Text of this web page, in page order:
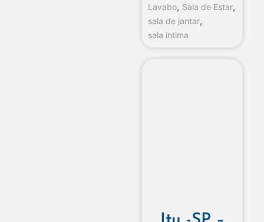
Lavabo, Sala de Estar,
sala de jantar,
sala intima